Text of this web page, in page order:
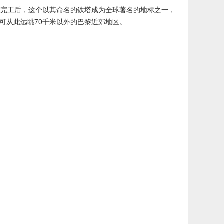
后，这个以其命名的铁塔成为全球著名的地标之一，
此远眺70千米以外的巴黎近郊地区。